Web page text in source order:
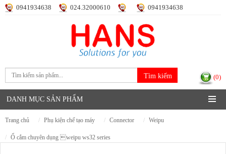
0941934638 024.32000610 0941934638
(0)
DANH MỤC SẢN PHẨM
trang chủ phụ kiện chế tạo máy connector weipu
ổ cắm chuyên dụng weipu ws32 series